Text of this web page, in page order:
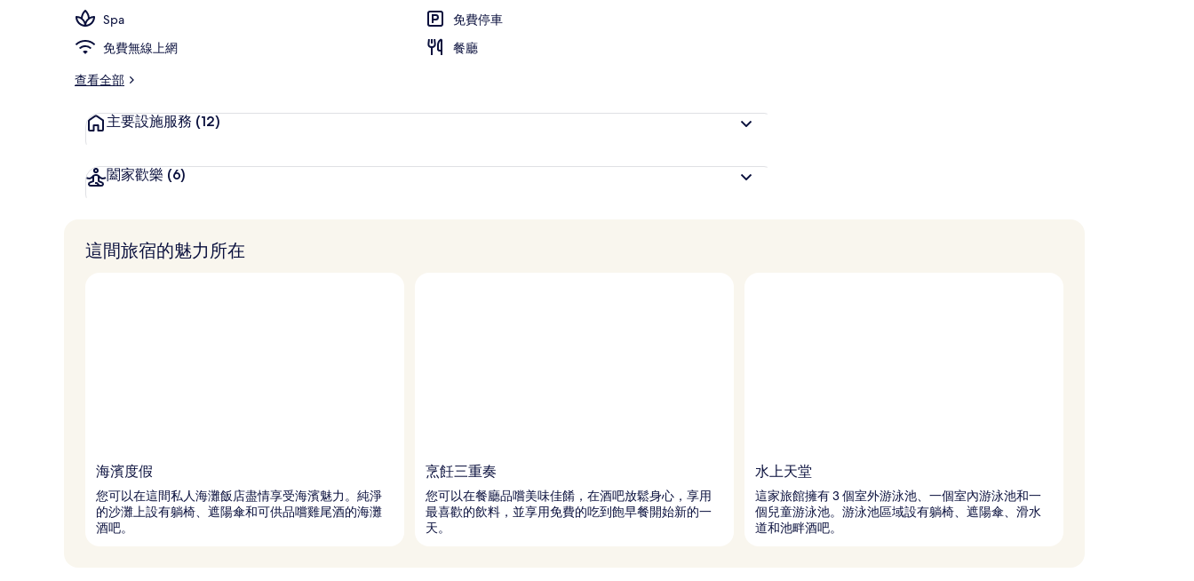
Spa
免費停車
免費無線上網
餐廳
查看全部
主要設施服務 (12)
闔家歡樂 (6)
這間旅宿的魅力所在
海濱度假
您可以在這間私人海灘飯店盡情享受海濱魅力。純淨
的沙灘上設有躺椅、遮陽傘和可供品嚐雞尾酒的海灘
酒吧。
烹飪三重奏
您可以在餐廳品嚐美味佳餚，在酒吧放鬆身心，享用
最喜歡的飲料，並享用免費的吃到飽早餐開始新的一
天。
水上天堂
這家旅館擁有 3 個室外游泳池、一個室內游泳池和一
個兒童游泳池。游泳池區域設有躺椅、遮陽傘、滑水
道和池畔酒吧。